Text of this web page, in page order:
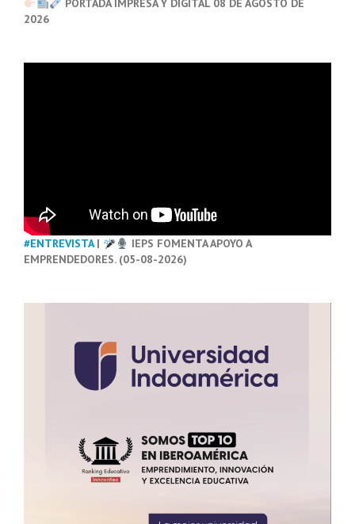
PORTADA IMPRESA Y DIGITAL 08 DE AGOSTO DE
2026
#ENTREVISTA|
IEPS FOMENTA APOYO A
EMPRENDEDORES. (05-08-2026)